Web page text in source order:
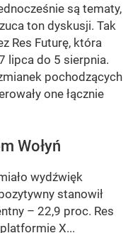
są tematy,
ton dyskusji. Tak
Res Futurę, która
lipca do 5 sierpnia.
pochodzących
one łącznie
Wołyń
wydźwięk
stanowił
– 22,9 proc. Res
X...